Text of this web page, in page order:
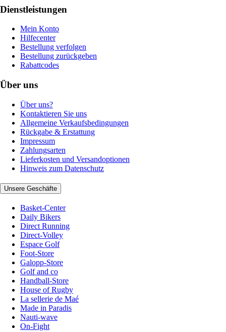
Dienstleistungen
Mein Konto
Hilfecenter
Bestellung verfolgen
Bestellung zurückgeben
Rabattcodes
Über uns
Über uns?
Kontaktieren Sie uns
Allgemeine Verkaufsbedingungen
Rückgabe & Erstattung
Impressum
Zahlungsarten
Lieferkosten und Versandoptionen
Hinweis zum Datenschutz
Unsere Geschäfte
Basket-Center
Daily Bikers
Direct Running
Direct-Volley
Espace Golf
Foot-Store
Galopp-Store
Golf and co
Handball-Store
House of Rugby
La sellerie de Maé
Made in Paradis
Nauti-wave
On-Fight